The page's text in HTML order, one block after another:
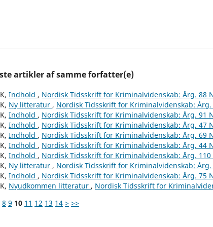
artikler af samme forfatter(e)
Indhold , Nordisk Tidsskrift for Kriminalvidenskab: Årg. 88
Ny litteratur , Nordisk Tidsskrift for Kriminalvidenskab: Årg.
Indhold , Nordisk Tidsskrift for Kriminalvidenskab: Årg. 91
Indhold , Nordisk Tidsskrift for Kriminalvidenskab: Årg. 47
Indhold , Nordisk Tidsskrift for Kriminalvidenskab: Årg. 69
Indhold , Nordisk Tidsskrift for Kriminalvidenskab: Årg. 44
Indhold , Nordisk Tidsskrift for Kriminalvidenskab: Årg.
Ny litteratur , Nordisk Tidsskrift for Kriminalvidenskab: Årg.
Indhold , Nordisk Tidsskrift for Kriminalvidenskab: Årg. 75
Nyudkommen litteratur , Nordisk Tidsskrift for
8 9 10 11 12 13 14 > >>